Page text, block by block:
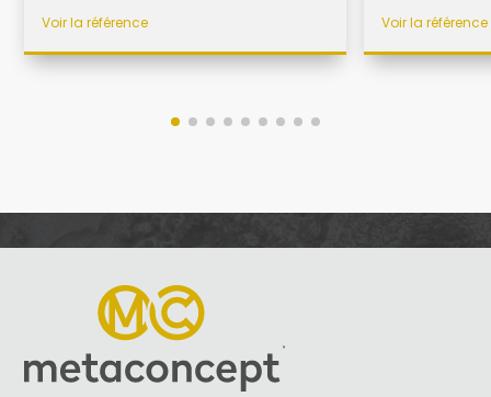
Voir la référence Voir la référence